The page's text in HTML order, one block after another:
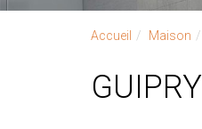
Accueil Maison
GUIPRY